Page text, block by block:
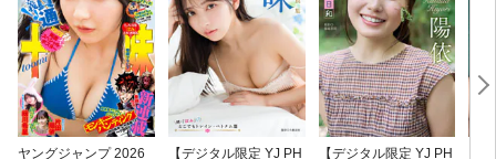
ヤングジャンプ 2026
【デジタル限定 YJ PH
【デジタル限定 YJ PH